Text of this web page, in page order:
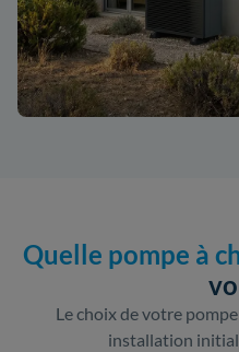
Quelle pompe à
Le choix de votre
installation